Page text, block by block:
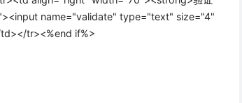
name="validate" type="text" size="4"
tr><%end if%>